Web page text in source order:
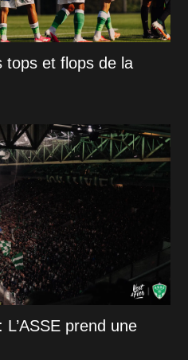
tops et flops de la
prend une